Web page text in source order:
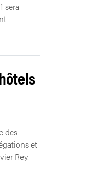
sera
des
et
Rey.